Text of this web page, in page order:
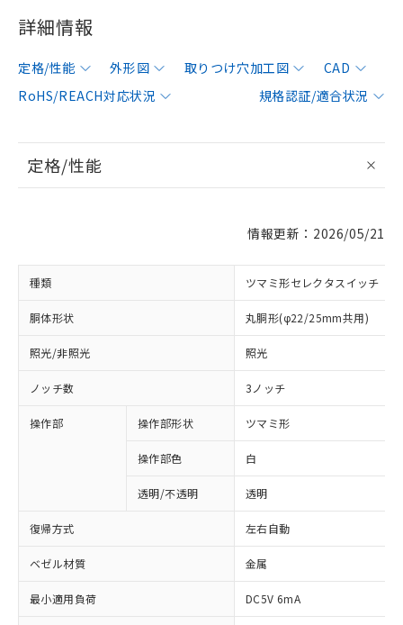
詳細情報
定格/性能 外形図 取りつけ穴加工図
CAD
RoHS/REACH対応状況
規格認証/適合状況
定格/性能
情報更新：2026/05/21
種類 ツマミ形セレクタスイッチ
胴体形状 丸胴形(φ22/25mm共用)
照光/非照光 照光
ノッチ数 3ノッチ
操作部 操作部形状 ツマミ形
操作部色 白
透明/不透明 透明
復帰方式 左右自動
ベゼル材質 金属
最小適用負荷 DC5V 6mA